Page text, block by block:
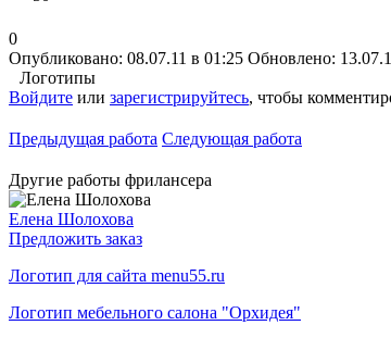
0
Опубликовано: 08.07.11 в 01:25 Обновлено:
Логотипы
Войдите или зарегистрируйтесь, чтобы
Предыдущая работа Следующая работа
Другие работы фрилансера
Елена Шолохова
Предложить заказ
Логотип для сайта menu55.ru
Логотип мебельного салона "Орхидея"